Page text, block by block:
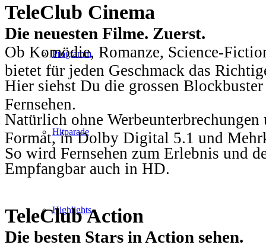
Programm
Hitparade
Highlights
TeleClub Cinema
Die neuesten Filme. Zuerst.
Ob Komödie, Romanze, Science-
bietet für jeden Geschmack das
Hier siehst Du die grossen
Fernsehen.
Natürlich ohne
Format, in Dolby Digital 5.1 und
So wird Fernsehen zum Erlebnis und
Empfangbar auch in HD.
TeleClub Action
Die besten Stars in Action sehen.